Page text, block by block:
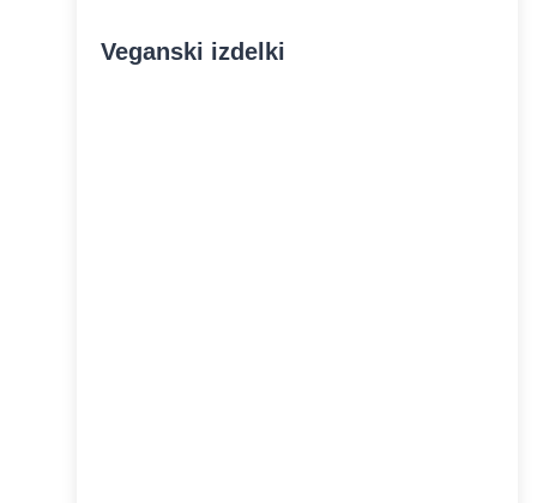
Veganski izdelki